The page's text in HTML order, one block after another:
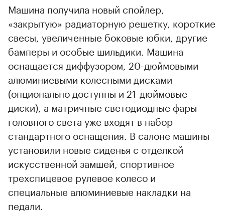
Машина получила новый спойлер,
«закрытую» радиаторную решетку, короткие
свесы, увеличенные боковые юбки, другие
бамперы и особые шильдики. Машина
оснащается диффузором, 20-дюймовыми
алюминиевыми колесными дисками
(опционально доступны и 21-дюймовые
диски), а матричные светодиодные фары
головного света уже входят в набор
стандартного оснащения. В салоне машины
установили новые сиденья с отделкой
искусственной замшей, спортивное
трехспицевое рулевое колесо и
специальные алюминиевые накладки на
педали.